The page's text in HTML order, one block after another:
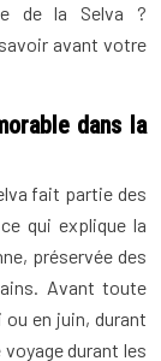
de la Selva ?
avant votre
dans la
fait partie des
qui explique la
préservée des
Avant toute
en juin, durant
durant les